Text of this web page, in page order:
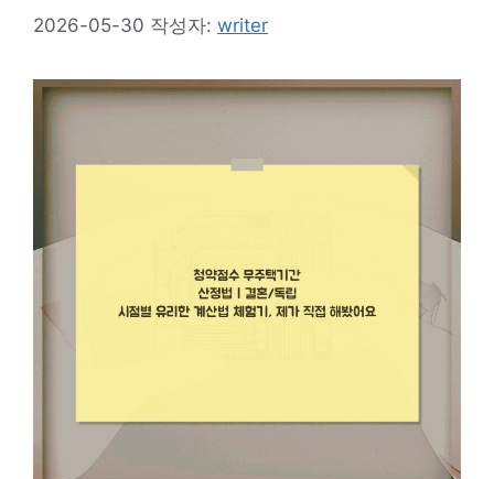
2026-05-30 작성자: writer